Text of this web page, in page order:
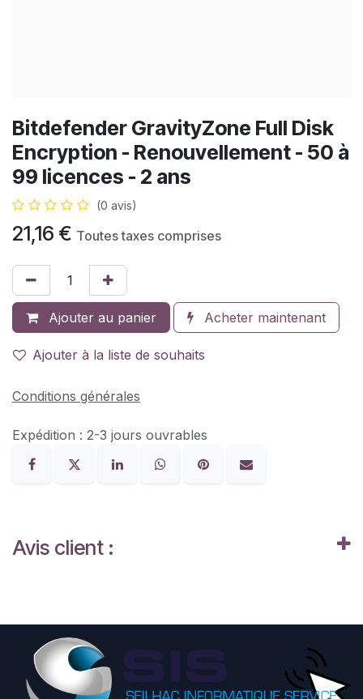
Bitdefender GravityZone Full Disk
Encryption - Renouvellement - 50 à
99 licences - 2 ans
(0 avis)
21,16 € Toutes taxes comprises
Ajouter au panier Acheter maintenant
Ajouter à la liste de souhaits
Conditions générales
Expédition : 2-3 jours ouvrables
Avis client :